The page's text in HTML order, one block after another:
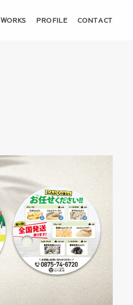
WORKS PROFILE CONTACT